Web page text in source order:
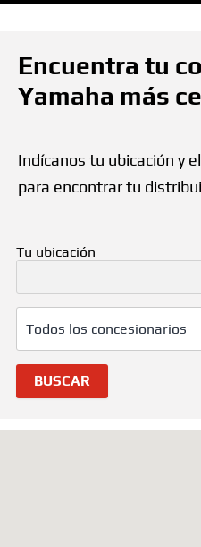
Encuentra tu
Yamaha más
Indícanos tu ubicación y
para encontrar tu
Tu ubicación